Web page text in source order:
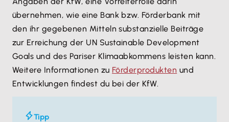
übernehmen, wie eine Bank bzw. Förderbank mit
den ihr gegebenen Mitteln substanzielle Beiträge
zur Erreichung der UN Sustainable Development
Goals und des Pariser Klimaabkommens leisten kann.
Weitere Informationen zu Förderprodukten und
Entwicklungen findest du bei der KfW.
Tipp